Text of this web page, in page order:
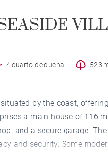
4 cuarto de ducha 523
by the coast,
a main house of 116
and a secure garage.
and security. Some